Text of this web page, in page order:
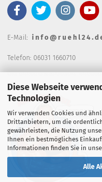
Diese Webseite
Technologien
Wir verwenden Cookies und
Drittanbietern, um die
gewährleisten, die Nutzung
Ihnen ein bestmögliches
Informationen finden Sie in
Alle
E-Mail: i n f o @ r u e h l 2 4 . d
Telefon: 06031 1660710